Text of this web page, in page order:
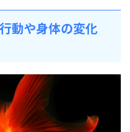
動や身体の変化